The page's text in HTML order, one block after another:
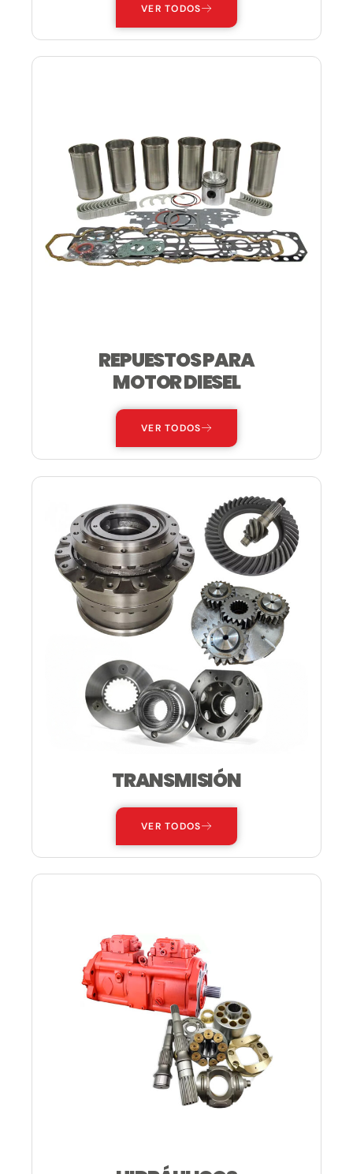
VER TODOS
REPUESTOS PARA
MOTOR DIESEL
VER TODOS
TRANSMISIÓN
VER TODOS